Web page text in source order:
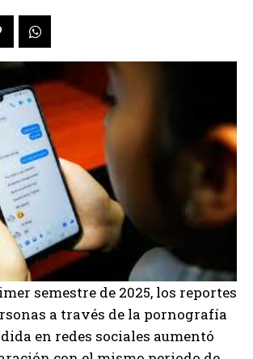
semestre de 2025, los reportes
a través de la pornografía
en redes sociales aumentó